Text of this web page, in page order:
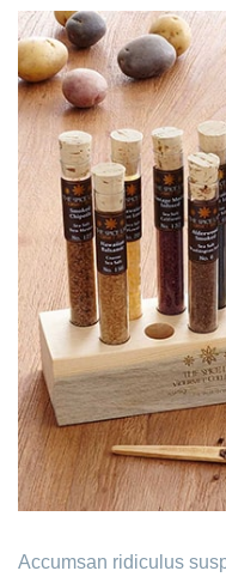
Accumsan ridiculus